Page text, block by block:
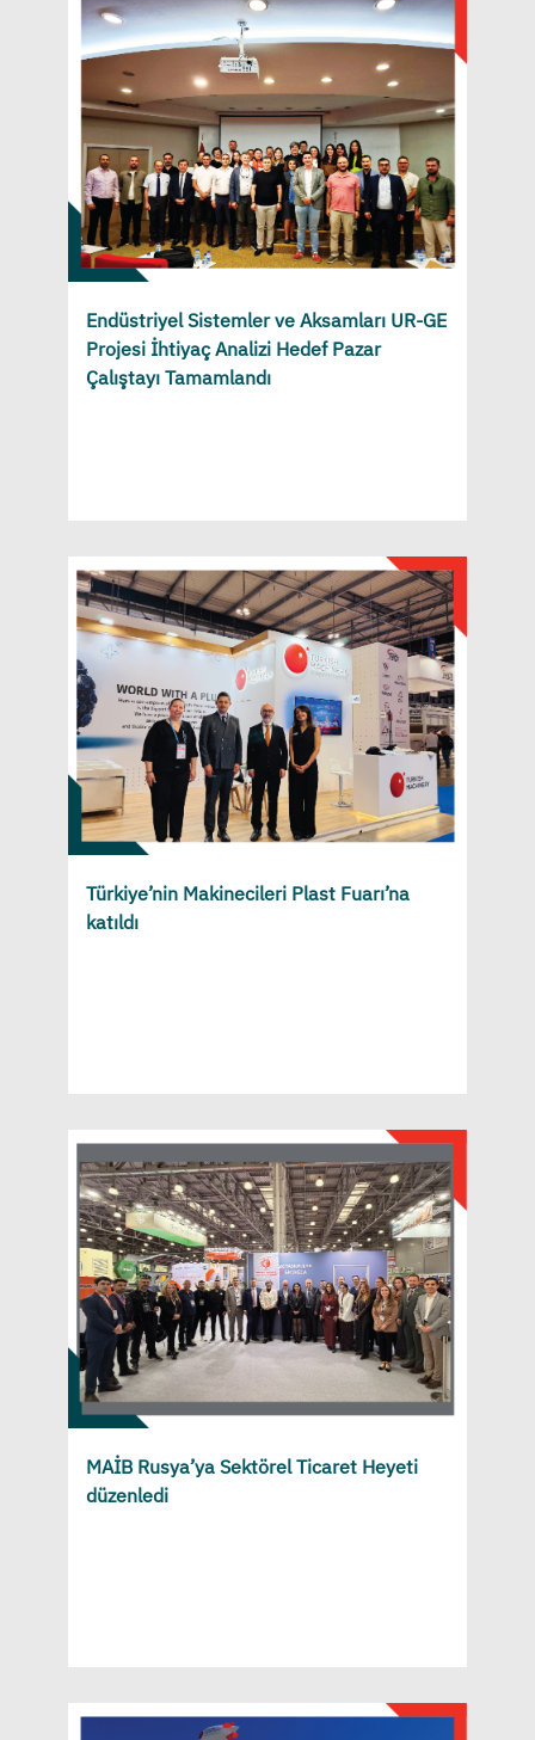
Endüstriyel Sistemler ve Aksamları UR-GE
Projesi İhtiyaç Analizi Hedef Pazar
Çalıştayı Tamamlandı
Türkiye’nin Makinecileri Plast Fuarı’na
katıldı
MAİB Rusya’ya Sektörel Ticaret Heyeti
düzenledi